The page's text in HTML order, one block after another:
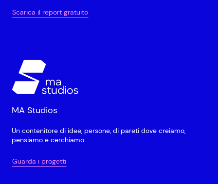
Scarica il report gratuito
MA Studios
Un contenitore di idee, persone, di pareti dove creiamo,
pensiamo e cerchiamo.
Guarda i progetti